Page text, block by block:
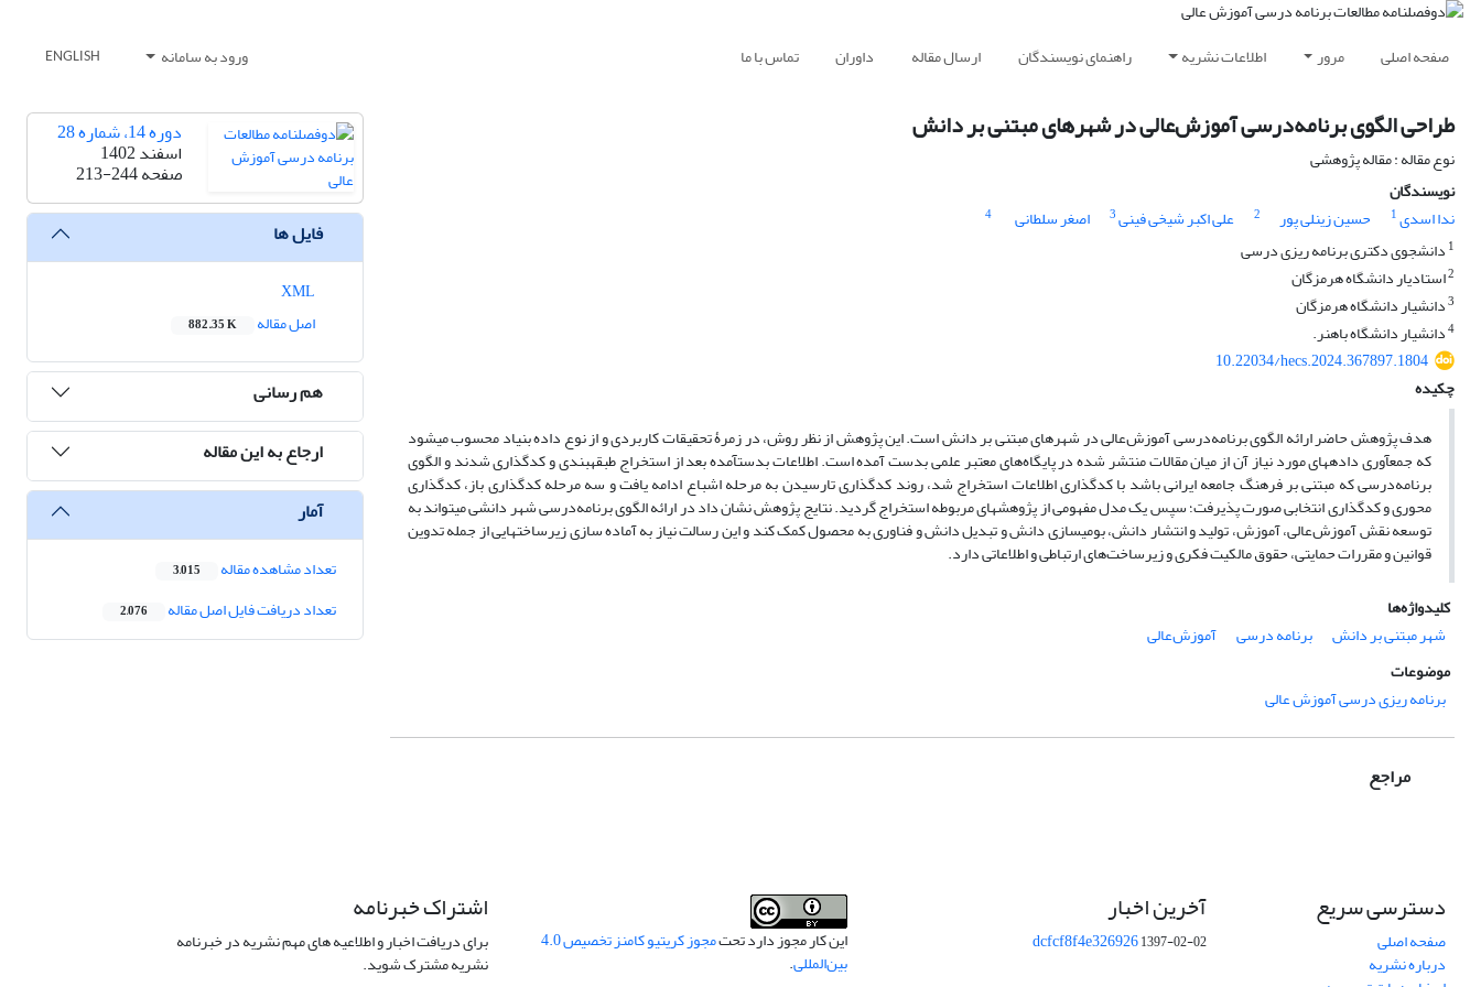
صفحه اصلی مرور اطلاعات نشریه راهنمای نویسندگان ارسال مقاله داوران تماس با ما ورود به سامانه ENGLISH
طراحی الگوی برنامه‌درسی ‌آموزش‌عالی در شهرهای مبتنی بر دانش
نوع مقاله : مقاله پژوهشی
نویسندگان
ندا اسدی1 حسین زینلی پور 2 علی اکبر شیخی فینی3 اصغر سلطانی
4
1 دانشجوی دکتری برنامه ریزی درسی
2استادیار دانشگاه هرمزگان
3دانشیار دانشگاه هرمزگان
4دانشیار دانشگاه باهنر.
10.22034/hecs.2024.367897.1804
چکیده
هدف پژوهش حاضر ارائه الگوی برنامه‌درسی ‌آموزش‌عالی در شهرهای مبتنی بر دانش است. این پژوهش از نظر روش، در زمرۀ تحقیقات کاربردی و از نوع داده بنیاد محسوب می­شود
که جمع­آوری داده­های مورد نیاز آن از میان مقالات منتشر شده در پایگاه‌های معتبر علمی بدست آمده است. اطلاعات بدست­آمده بعد از استخراج طبقه­بندی و کدگذاری شدند و الگوی
برنامه‌درسی که مبتنی بر فرهنگ جامعه ایرانی باشد با کدگذاری اطلاعات استخراج شد، روند کدگذاری تارسیدن به مرحله اشباع ادامه یافت و سه مرحله کدگذاری باز، کدگذاری
محوری و کدگذاری انتخابی صورت پذیرفت؛ سپس یک مدل مفهومی از پژوهش­های مربوطه استخراج گردید. نتایج پژوهش نشان داد در ارائه الگوی برنامه‌درسی شهر دانشی می­تواند به
توسعه نقش ‌آموزش‌عالی، آموزش، تولید و انتشار دانش، بومی­سازی دانش و تبدیل دانش و فناوری به محصول کمک کند و این رسالت نیاز به آماده سازی زیرساخت­هایی از جمله تدوین
قوانین و مقررات حمایتی، حقوق مالکیت فکری و زیرساخت‌های ارتباطی و اطلاعاتی دارد.
کلیدواژه‌ها
شهر مبتنی بر دانش
برنامه درسی
آموزش‌عالی
موضوعات
برنامه ریزی درسی آموزش عالی
مراجع
دوره 14، شماره 28
اسفند 1402
صفحه213-244
فایل ها
اصل مقاله
882.35 K
هم رسانی
ارجاع به این مقاله
آمار
تعداد مشاهده مقاله 3,015
تعداد دریافت فایل اصل مقاله 2,076
دسترسی سریع
صفحه اصلی
درباره نشریه
آخرین اخبار
dcfcf8f4e3269261397-02-02 این کار مجوز دارد تحت مجوز کریتیو کامنز تخصیص 4.0
بین‌المللی.
اشتراک خبرنامه
برای دریافت اخبار و اطلاعیه های مهم نشریه در خبرنامه
نشریه مشترک شوید.